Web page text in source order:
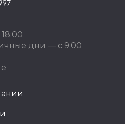
дни — с 9:00